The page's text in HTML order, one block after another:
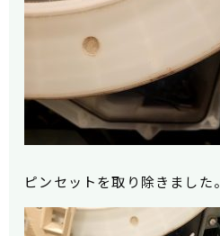
ピンセットを取り除きました。